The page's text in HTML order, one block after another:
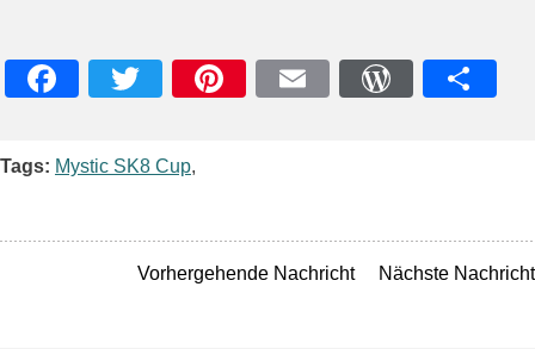
Tags: Mystic SK8 Cup,
Vorhergehende Nachricht Nächste Nachricht